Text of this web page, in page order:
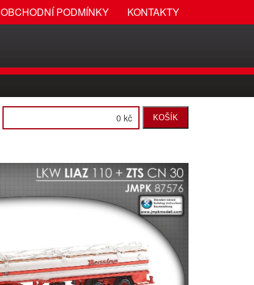
OBCHODNÍ PODMÍNKY KONTAKTY
0 kč KOŠÍK